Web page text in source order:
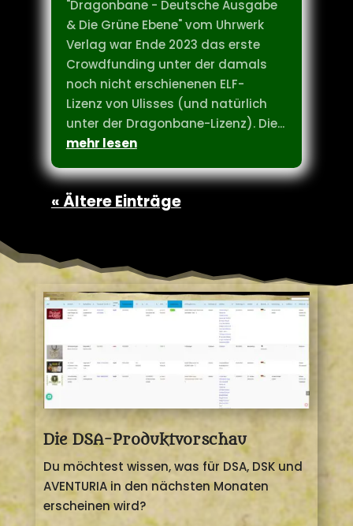
Kommentieren
"Dragonbane - Deutsche Ausgabe
& Die Grüne Ebene" vom Uhrwerk
Verlag war Ende 2023 das erste
Crowdfunding unter der damals
noch nicht erschienenen ELF-
Lizenz von Ulisses (und natürlich
mehr lesen
Die DSA-Produktvorschau
Du möchtest wissen, was für DSA, DSK und
AVENTURIA in den nächsten Monaten